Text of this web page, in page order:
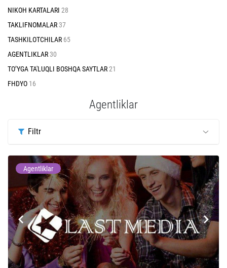
NIKOH KARTALARI 28
TAKLIFNOMALAR37
TASHKILOTCHILAR 65
AGENTLIKLAR30
TO’YGA TA'LUQLI BOSHQA SAYTLAR21
FHDYO 16
Agentliklar
Filtr
Agentliklar